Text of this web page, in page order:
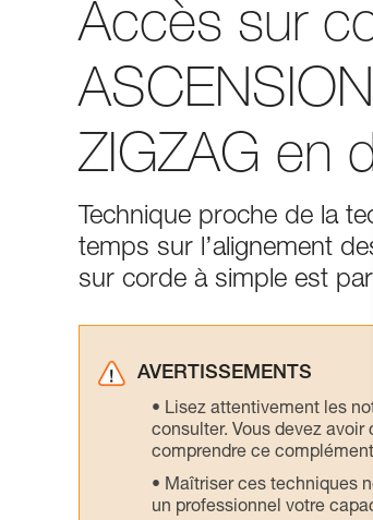
Accès sur
ZIGZAG en
Technique proche de la
temps sur l’alignement
sur corde à simple est
AVERTISSEMENTS
Lisez attentivement les
consulter. Vous devez
comprendre ce
Maîtriser ces techniques
un professionnel votre